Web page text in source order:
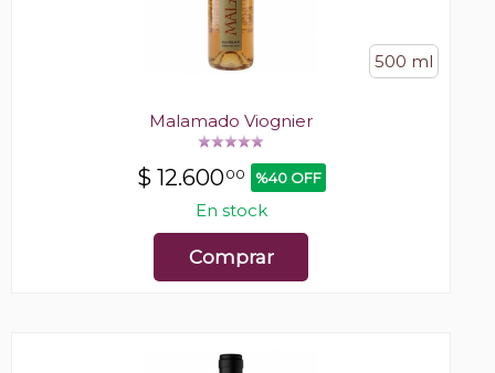
500 ml
Malamado Viognier
$ 12.60000 %40 OFF
En stock
Comprar